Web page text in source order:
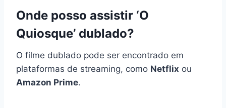
Onde posso assistir ‘O
Quiosque’ dublado?
O filme dublado pode ser encontrado em
plataformas de streaming, como Netflix ou
Amazon Prime.